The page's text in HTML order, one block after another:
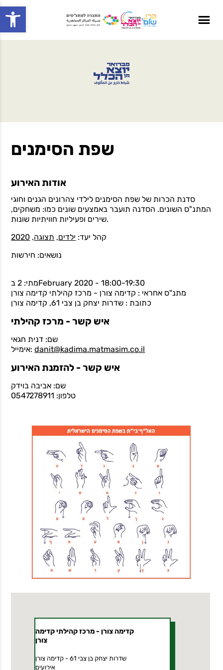
Open toolbar
שפת הסימנים
אודות האירוע
סדנת הכרות של שפת הסימנים לילדי צהרונים הגנים וחוגי
המתנ"ס השונים. הסדנה תועבר באמצעים שונים כמו: משחקים,
שירים ופעיליות חוויתיות שונות.
קהל יעד: ילדים, תצוגה,
2020
נושאים: חירשות
מתי: 2 בFebruary 2020 - 18:00-19:30
מתנ"ס אחראי : קדימה צורן - מרכז קהילתי קדימה צורן
כתובת : שדרות יצחק בן צבי 61, קדימה צורן
איש קשר - מרכז קהילתי
שם: דנית חגאי
אימייל:danit@kadima.matmasim.co.il
איש קשר - להזמנת האירוע
שם: אביבה בוידק
טלפון: 0547278911
קדימה צורן - מרכז קהילתי קדימה
צורן
שדרות יצחק בן צבי 61 - קדימה צורן
אירועים